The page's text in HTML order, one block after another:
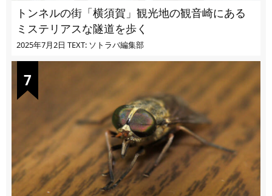
トンネルの街「横須賀」観光地の観音崎にある
ミステリアスな隧道を歩く
2025年7月2日 TEXT: ソトラバ編集部